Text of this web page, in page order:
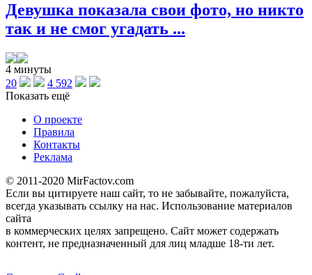
Девушка показала свои фото, но никто
так и не смог угадать ...
4 минуты
20
4 592
Показать ещё
О проекте
Правила
Контакты
Реклама
© 2011-2020 MirFactov.com
Если вы цитируете наш сайт, то не забывайте, пожалуйста,
всегда указывать ссылку на нас. Использование материалов
сайта
в коммерческих целях запрещено. Сайт может содержать
контент, не предназначенный для лиц младше 18-ти лет.